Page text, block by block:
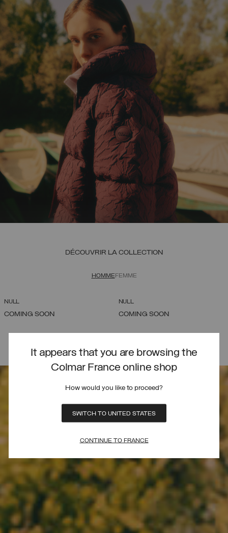
It appears that you are browsing the
Colmar France online shop
How would you like to proceed?
SWITCH TO UNITED STATES
CONTINUE TO FRANCE
DÉCOUVRIR LA COLLECTION
HOMMEFEMME
NULL
COMING SOON
NULL
COMING SOON